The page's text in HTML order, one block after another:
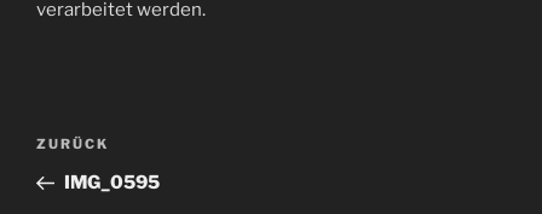
verarbeitet werden.
Beitragsnavigation
Vorheriger
Beitrag
ZURÜCK
IMG_0595